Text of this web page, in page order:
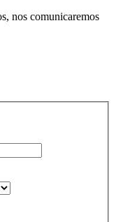
nos comunicaremos